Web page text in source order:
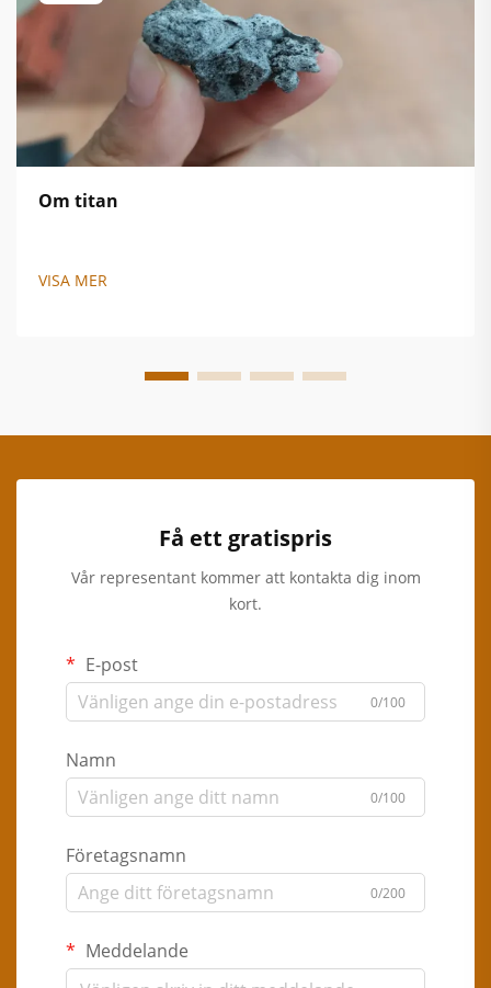
Om titan
VISA MER
Få ett gratispris
Vår representant kommer att kontakta dig inom
kort.
E-post
0/100
Namn
0/100
Företagsnamn
0/200
Meddelande